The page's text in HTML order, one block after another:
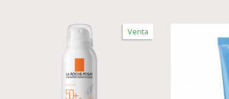
Venta